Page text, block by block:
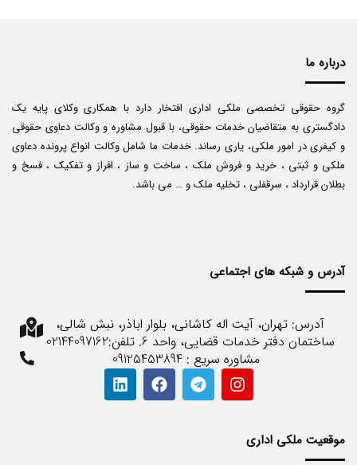
درباره ما
گروه حقوقی تخصصی ملکی اداری افتخار دارد با همکاری وکلای پایه یک
دادگستری به متقاضیان خدمات حقوقی، با قبول مشاوره و وکالت دعاوی حقوقی
و کیفری در امور ملکی، یاری رساند. خدمات ما شامل وکالت انواع پرونده دعاوی
ملکی و ثبتی ، خرید و فروش ملک ، ساخت و ساز ، افراز و تفکیک ، فسخ و
بطلان قرارداد ، سرقفلی ، تخلیه ملک و … می باشد.
آدرس و شبکه های اجتماعی
آدرس: تهران، آیت اله کاشانی، بلوار اباذر، نبش شالی،
ساختمان دفتر خدمات قضایی، واحد 6. تلفن:02144097162
مشاوره سریع : 09125453894
موقعیت ملکی اداری